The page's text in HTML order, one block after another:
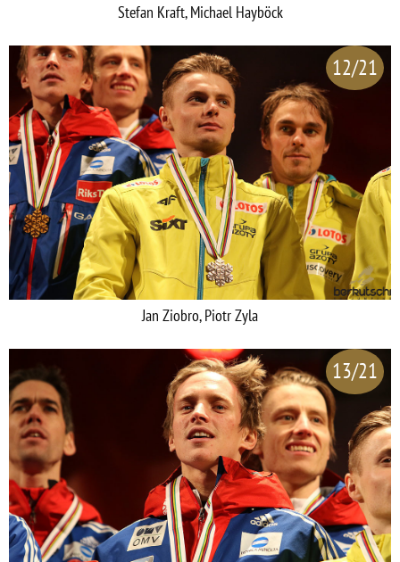
Stefan Kraft, Michael Hayböck
12/21
Jan Ziobro, Piotr Zyla
13/21